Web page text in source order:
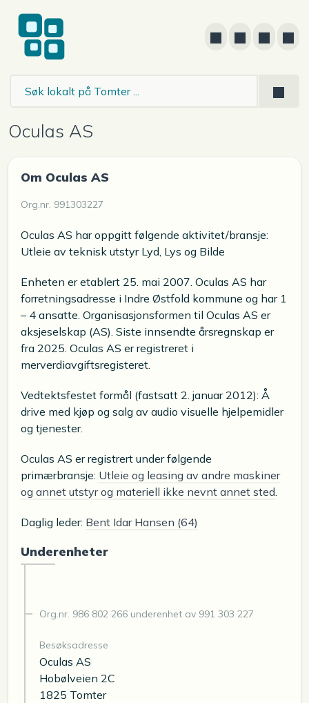
Oculas AS
Om Oculas AS
Org.nr. 991303227
Oculas AS har oppgitt følgende aktivitet/bransje:
Utleie av teknisk utstyr Lyd, Lys og Bilde
Enheten er etablert 25. mai 2007. Oculas AS har
forretningsadresse i Indre Østfold kommune og har 1
– 4 ansatte. Organisasjonsformen til Oculas AS er
aksjeselskap (AS). Siste innsendte årsregnskap er
fra 2025. Oculas AS er registreret i
merverdiavgiftsregisteret.
Vedtektsfestet formål (fastsatt 2. januar 2012): Å
drive med kjøp og salg av audio visuelle hjelpemidler
og tjenester.
Oculas AS er registrert under følgende
primærbransje: Utleie og leasing av andre maskiner
og annet utstyr og materiell ikke nevnt annet sted
Daglig leder: Bent Idar Hansen (64)
Underenheter
Org.nr. 986 802 266 underenhet av 991 303 227
Besøksadresse
Oculas AS
Hobølveien 2C
1825 Tomter